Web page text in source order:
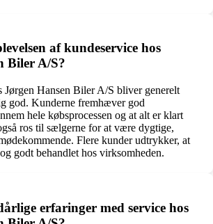
af kundeservice hos
Biler A/S?
Jørgen Hansen Biler A/S bliver generelt
god. Kunderne fremhæver god
hele købsprocessen og at alt er klart
ros til sælgerne for at være dygtige,
Flere kunder udtrykker, at
godt behandlet hos virksomheden.
erfaringer med service hos